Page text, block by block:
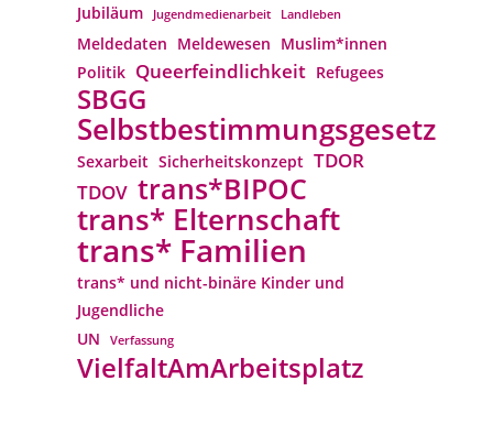
Jubiläum
Jugendmedienarbeit Landleben
Meldedaten Meldewesen Muslim*innen
Politik Queerfeindlichkeit Refugees
SBGG
Selbstbestimmungsgesetz
Sexarbeit Sicherheitskonzept TDOR
TDOV trans*BIPOC
trans* Elternschaft
trans* Familien
trans* und nicht-binäre Kinder und
Jugendliche
UN
Verfassung
VielfaltAmArbeitsplatz